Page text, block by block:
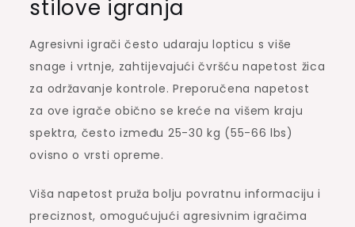
stilove igranja
Agresivni igrači često udaraju lopticu s više
snage i vrtnje, zahtijevajući čvršću napetost žica
za održavanje kontrole. Preporučena napetost
za ove igrače obično se kreće na višem kraju
spektra, često između 25-30 kg (55-66 lbs)
ovisno o vrsti opreme.
Viša napetost pruža bolju povratnu informaciju i
preciznost, omogućujući agresivnim igračima